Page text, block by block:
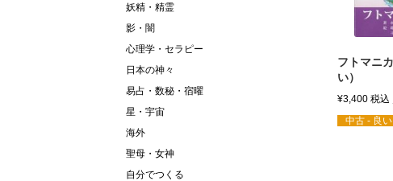
フトマニ
い）
¥3,400税込
中古 - 良い
妖精・精霊
影・闇
心理学・セラピー
日本の神々
易占・数秘・宿曜
星・宇宙
海外
聖母・女神
自分でつくる